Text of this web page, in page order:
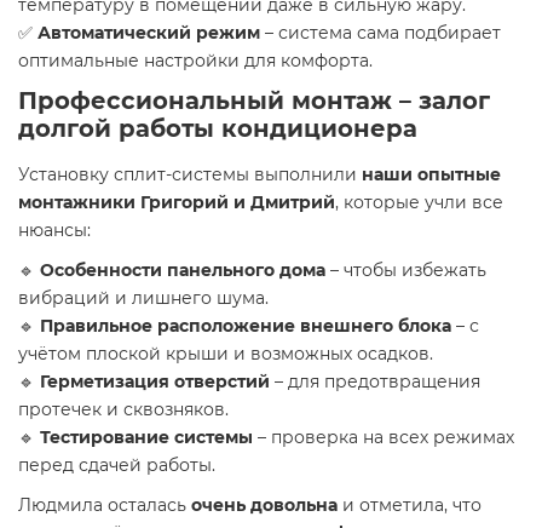
температуру в помещении даже в сильную жару.
✅ Автоматический режим – система сама подбирает
оптимальные настройки для комфорта.
Профессиональный монтаж – залог
долгой работы кондиционера
Установку сплит-системы выполнили наши опытные
монтажники Григорий и Дмитрий, которые учли все
нюансы:
🔹 Особенности панельного дома – чтобы избежать
вибраций и лишнего шума.
🔹 Правильное расположение внешнего блока – с
учётом плоской крыши и возможных осадков.
🔹 Герметизация отверстий – для предотвращения
протечек и сквозняков.
🔹 Тестирование системы – проверка на всех режимах
перед сдачей работы.
Людмила осталась очень довольна и отметила, что